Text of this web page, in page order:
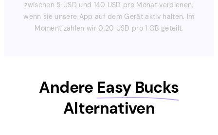
zwischen 5 USD und 140 USD pro Monat verdienen,
wenn sie unsere App auf dem Gerät aktiv halten. Im
Moment zahlen wir 0,20 USD pro 1 GB geteilt.
Andere Easy Bucks
Alternativen